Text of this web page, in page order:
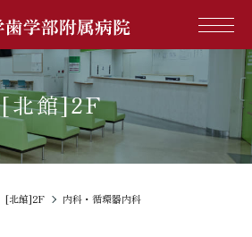
[北館]2F
[北館]2F 内科・循環器内科